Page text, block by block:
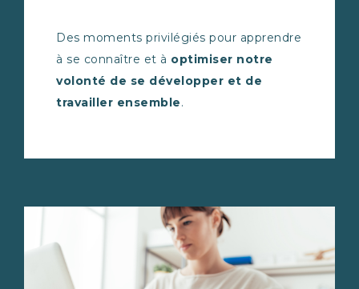
Des moments privilégiés pour apprendre
à se connaître et à optimiser notre
volonté de se développer et de
travailler ensemble.